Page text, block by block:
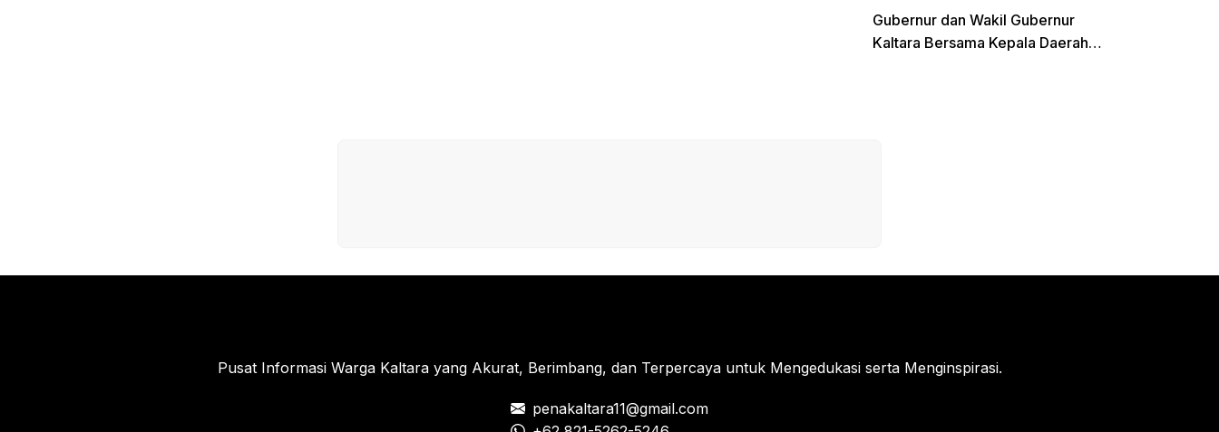
Gubernur dan Wakil Gubernur
Kaltara Bersama Kepala Daerah
Pusat Informasi Warga Kaltara yang Akurat, Berimbang, dan Terpercaya untuk Mengedukasi serta Menginspirasi.
penakaltara11@gmail.com